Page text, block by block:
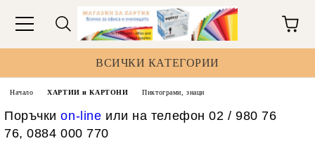
ВСИЧКИ КАТЕГОРИИ
Начало ХАРТИИ и КАРТОНИ Пиктограми, знаци
Поръчкиon-line или на телефон 02 / 980 76
76, 0884 000 770